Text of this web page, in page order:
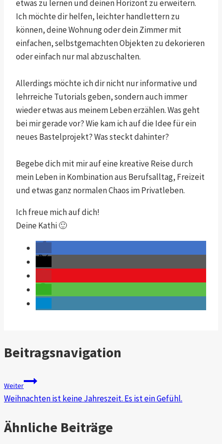
etwas zu lernen und deinen Horizont zu erweitern.
Ich möchte dir helfen, leichter handlettern zu
können, deine Wohnung oder dein Zimmer mit
einfachen, selbstgemachten Objekten zu dekorieren
oder einfach nur mal abzuschalten.
Allerdings möchte ich dir nicht nur informative und
lehrreiche Tutorials geben, sondern auch immer
wieder etwas aus meinem Leben erzählen. Was geht
bei mir gerade vor? Wie kam ich auf die Idee für ein
neues Bastelprojekt? Was steckt dahinter?
Begebe dich mit mir auf eine kreative Reise durch
mein Leben in Kombination aus Berufsalltag, Freizeit
und etwas ganz normalen Chaos im Privatleben.
Ich freue mich auf dich!
Deine Kathi 🙂
Beitragsnavigation
Weiter
Weihnachten ist keine Jahreszeit. Es ist ein Gefühl.
Ähnliche Beiträge